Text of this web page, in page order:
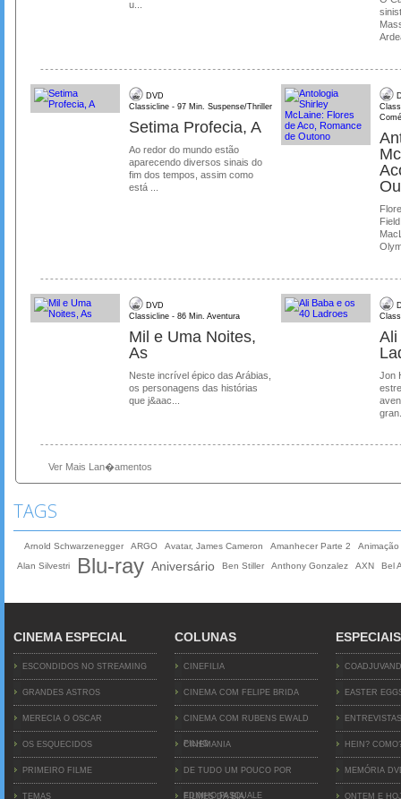
u...
DVD
Classicline - 97 Min. Suspense/Thriller
Setima Profecia, A
Ao redor do mundo estão
aparecendo diversos sinais do
fim dos tempos, assim como
está ...
DVD
Classicline - 86 Min. Aventura
Mil e Uma Noites,
As
Neste incrível épico das Arábias,
os personagens das histórias
que j&aac...
Ali
Jon
Ver Mais Lan�amentos
TAGS
Arnold Schwarzenegger ARGO Avatar, James Cameron Amanhecer Parte 2
Animação
Alan Silvestri
Blu-ray Aniversário Ben Stiller Anthony Gonzalez AXN Bel
CINEMA ESPECIAL
ESCONDIDOS NO STREAMING
GRANDES ASTROS
MERECIA O OSCAR
OS ESQUECIDOS
PRIMEIRO FILME
TEMAS
COLUNAS
CINEFILIA
CINEMA COM FELIPE BRIDA
CINEMA COM RUBENS EWALD
FILHO
CINEMANIA
DE TUDO UM POUCO POR
EDINHO PASQUALE
FILMES DA BIA
ESPECIAIS
EASTER
ENTREVISTAS
HEIN?
MEMÓRIA
ONTEM E